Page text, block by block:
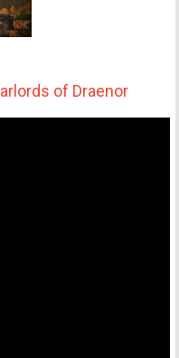
of Draenor